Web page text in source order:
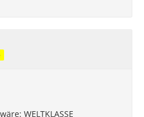
WELTKLASSE